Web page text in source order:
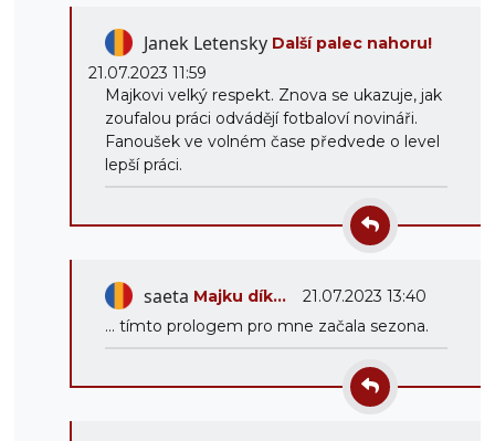
Janek Letensky Další palec nahoru!
21.07.2023 11:59
Majkovi velký respekt. Znova se ukazuje, jak
zoufalou práci odvádějí fotbaloví novináři.
Fanoušek ve volném čase předvede o level
lepší práci.
saeta Majku dík...
21.07.2023 13:40
... tímto prologem pro mne začala sezona.